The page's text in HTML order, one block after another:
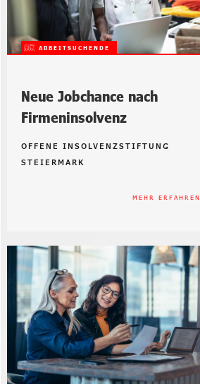
ARBEITSUCHENDE
Neue Jobchance nach
Firmeninsolvenz
OFFENE INSOLVENZSTIFTUNG
STEIERMARK
MEHR ERFAHREN